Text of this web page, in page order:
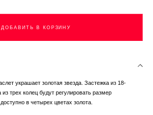
ДОБАВИТЬ В КОРЗИНУ
ДОБАВИТЬ В КОРЗИНУ
украшает золотая звезда. Застежка из 18-
из трех колец будут регулировать размер
в четырех цветах золота.